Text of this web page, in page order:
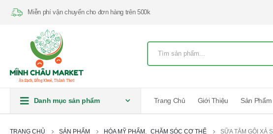
Miễn phí vận chuyển cho đơn hàng trên 500k
Danh mục sản phẩm Trang Chủ Giới Thiệu Sản Phẩm
TRANG CHỦ SẢN PHẨM HÓA MỸ PHẨM CHĂM SÓC CƠ THỂ SỮA TẮM GỘI XẢ